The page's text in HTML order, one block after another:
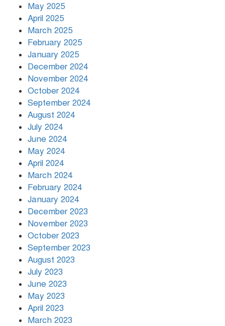
May 2025
April 2025
March 2025
February 2025
January 2025
December 2024
November 2024
October 2024
September 2024
August 2024
July 2024
June 2024
May 2024
April 2024
March 2024
February 2024
January 2024
December 2023
November 2023
October 2023
September 2023
August 2023
July 2023
June 2023
May 2023
April 2023
March 2023